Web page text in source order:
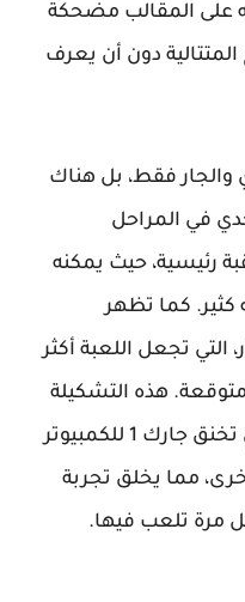
على المقالب مضحكة
دون أن يعرف
فقط، بل هناك
في المراحل
رئيسية، حيث يمكنه
كما تظهر
تجعل اللعبة أكثر
هذه التشكيلة
من الشخصيات داخل لعبة ازاي تخنق جارك 1 للكمبيوتر
مما يخلق تجربة
مرة تلعب فيها.